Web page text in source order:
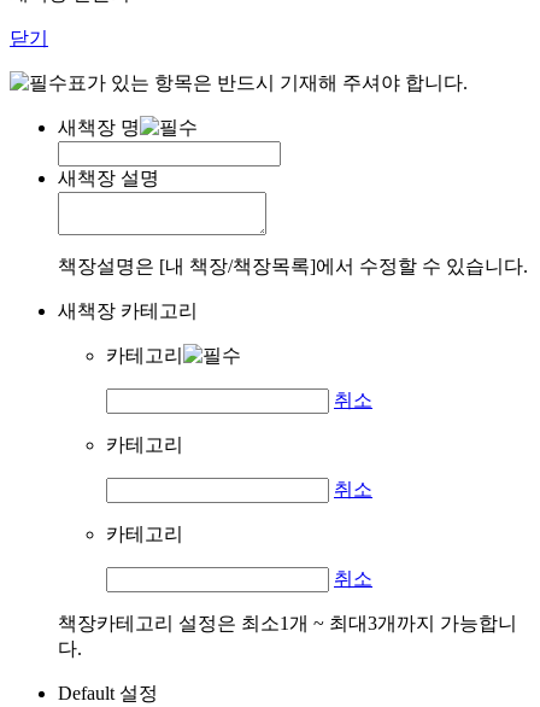
닫기
표가 있는 항목은 반드시 기재해 주셔야 합니다.
새책장 명
새책장 설명
책장설명은 [내 책장/책장목록]에서 수정할 수 있습니다.
새책장 카테고리
카테고리
취소
카테고리
취소
카테고리
취소
책장카테고리 설정은 최소1개 ~ 최대3개까지 가능합니
다.
Default 설정